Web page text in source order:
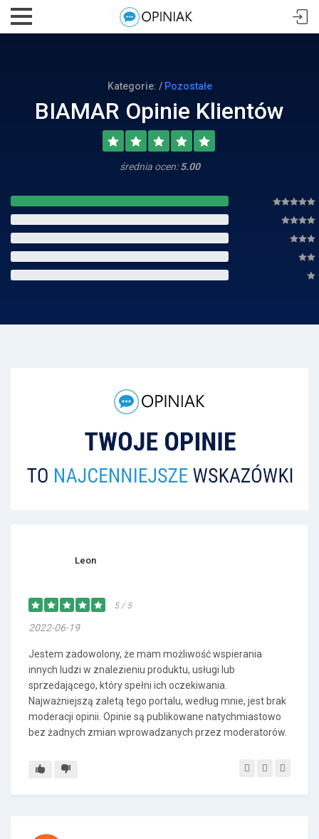
Kategorie: / Pozostałe
BIAMAR Opinie Klientów
średnia ocen:5.00
Leon
5 / 5
2022-06-19
Jestem zadowolony, że mam możliwość wspierania
innych ludzi w znalezieniu produktu, usługi lub
sprzedającego, który spełni ich oczekiwania.
Najważniejszą zaletą tego portalu, według mnie, jest brak
moderacji opinii. Opinie są publikowane natychmiastowo
bez żadnych zmian wprowadzanych przez moderatorów.